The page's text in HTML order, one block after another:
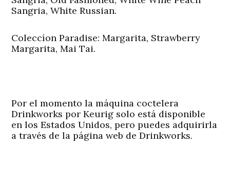
Sangria, White Russian.
Coleccíon Paradise: Margarita, Strawberry
Margarita, Mai Tai.
Por el momento la máquina coctelera
Drinkworks por Keurig solo está disponible
en los Estados Unidos, pero puedes adquirirla
a través de la página web de Drinkworks.